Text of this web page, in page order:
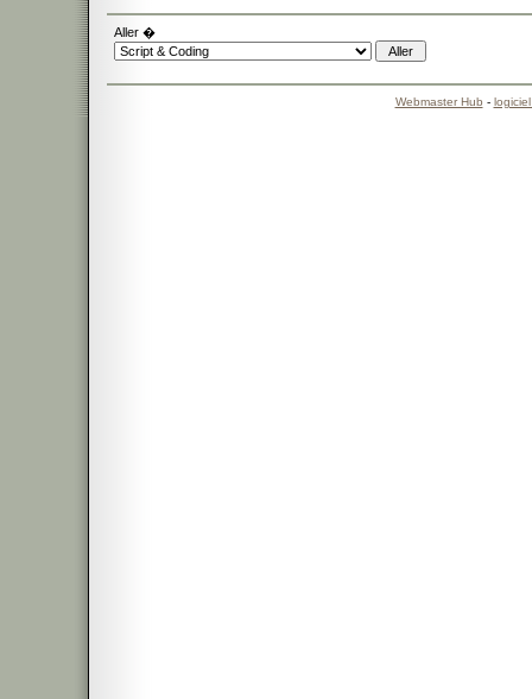
Aller �
Webmaster Hub -